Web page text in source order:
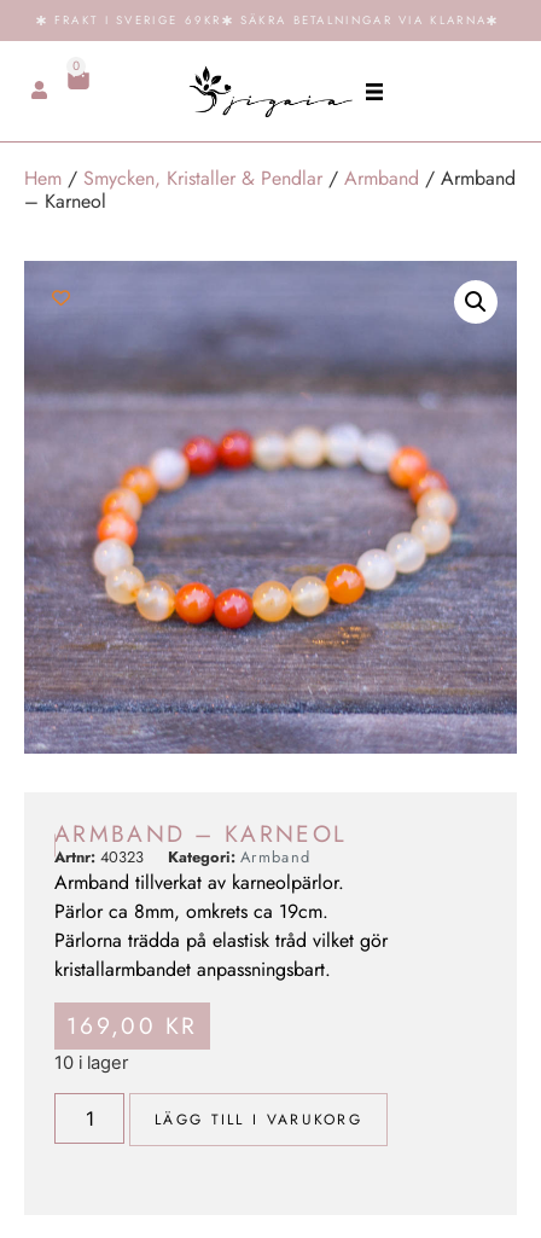
FRAKT I SVERIGE 69KR SÄKRA BETALNINGAR VIA KLARNA
0
Hem / Smycken, Kristaller & Pendlar / Armband / Armband
– Karneol
ARMBAND – KARNEOL
Artnr: 40323 Kategori: Armband
Armband tillverkat av karneolpärlor.
Pärlor ca 8mm, omkrets ca 19cm.
Pärlorna trädda på elastisk tråd vilket gör
kristallarmbandet anpassningsbart.
169,00 KR
10 i lager
LÄGG TILL I VARUKORG